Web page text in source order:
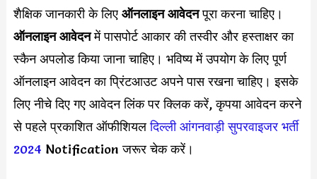
शैक्षिक जानकारी के लिएऑनलाइन आवेदनपूरा करना चाहिए।
ऑनलाइन आवेदनमें पासपोर्ट आकार की तस्वीर और हस्ताक्षर का
स्कैन अपलोड किया जाना चाहिए। भविष्य में उपयोग के लिए पूर्ण
ऑनलाइन आवेदन का प्रिंटआउट अपने पास रखना चाहिए। इसके
लिए नीचे दिए गए आवेदन लिंक पर क्लिक करें, कृपया आवेदन करने
से पहले प्रकाशित ऑफीशियलदिल्ली आंगनवाड़ी सुपरवाइजर भर्ती
2024 Notification जरूर चेक करें।